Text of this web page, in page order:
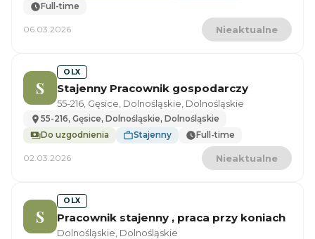
Full-time
06.03.2026 Nieaktualne
S
OLX
Stajenny Pracownik gospodarczy
55-216, Gęsice, Dolnośląskie, Dolnośląskie
55-216, Gęsice, Dolnośląskie, Dolnośląskie
Do uzgodnienia
Stajenny Full-time
02.03.2026 Nieaktualne
S
OLX
Pracownik stajenny , praca przy koniach
Dolnośląskie, Dolnośląskie